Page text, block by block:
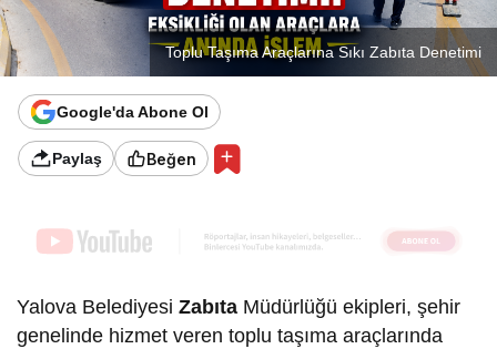
Toplu Taşıma Araçlarına Sıkı Zabıta Denetimi
Google'da Abone Ol
Paylaş Beğen
Yalova BelediyesiZabıta Müdürlüğü ekipleri, şehir
genelinde hizmet veren toplu taşıma araçlarında